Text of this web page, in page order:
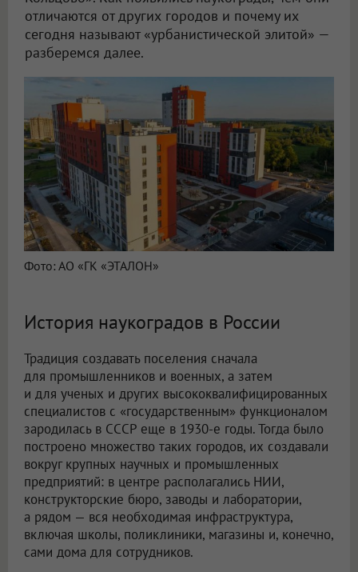
отличаются от других городов и почему их
сегодня называют «урбанистической элитой» —
разберемся далее.
Фото: АО «ГК «ЭТАЛОН»
История наукоградов в России
Традиция создавать поселения сначала
для промышленников и военных, а затем
и для ученых и других высококвалифицированных
специалистов с «государственным» функционалом
зародилась в СССР еще в 1930-е годы. Тогда было
построено множество таких городов, их создавали
вокруг крупных научных и промышленных
предприятий: в центре располагались НИИ,
конструкторские бюро, заводы и лаборатории,
а рядом — вся необходимая инфраструктура,
включая школы, поликлиники, магазины и, конечно,
сами дома для сотрудников.